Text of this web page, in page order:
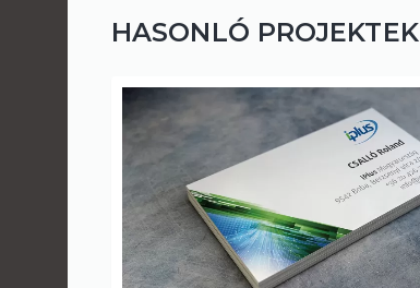
HASONLÓ PROJEKTEK